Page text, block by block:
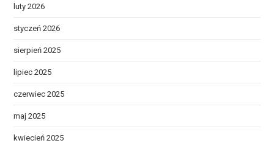
luty 2026
styczeń 2026
sierpień 2025
lipiec 2025
czerwiec 2025
maj 2025
kwiecień 2025